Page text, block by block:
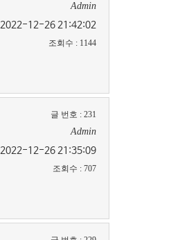
Admin
2022-12-26 21:42:02
조회수 : 1144
글 번호 : 231
Admin
2022-12-26 21:35:09
조회수 : 707